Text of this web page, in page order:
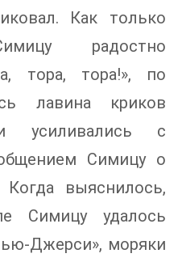
Как только
радостно
тора, тора!», по
лавина криков
усиливались с
Симицу о
Когда выяснилось,
Симицу удалось
Джерси», моряки